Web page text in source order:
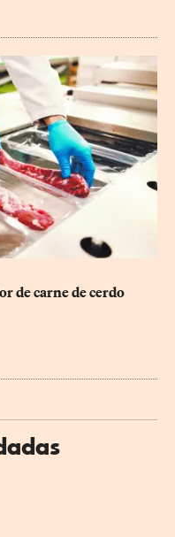
de carne de cerdo